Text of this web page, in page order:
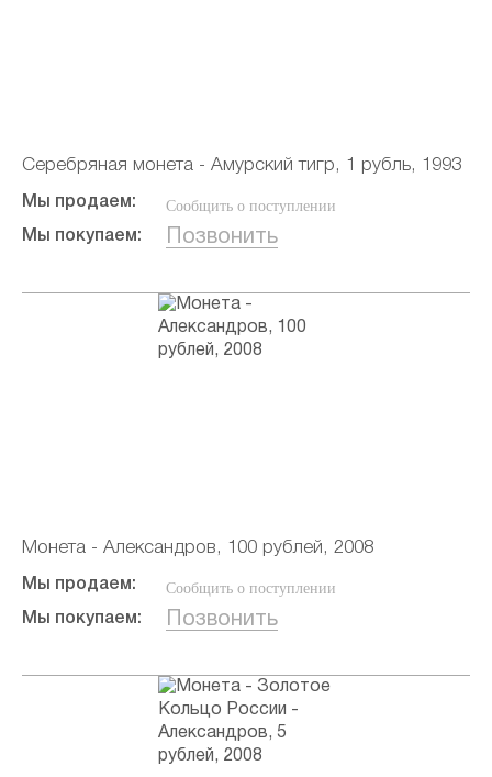
Серебряная монета - Амурский тигр, 1 рубль, 1993
Мы продаем: Сообщить о поступлении
Мы покупаем: Позвонить
Монета - Александров, 100 рублей, 2008
Мы продаем: Сообщить о поступлении
Мы покупаем: Позвонить